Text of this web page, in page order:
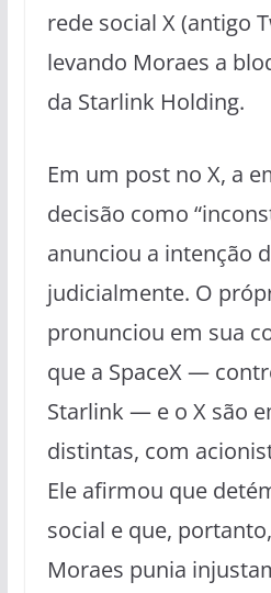
rede social X (antigo
levando Moraes a
da Starlink Holding.
Em um post no X, a
decisão como
anunciou a intenção
judicialmente. O
pronunciou em sua
que a SpaceX —
Starlink — e o X são
distintas, com
Ele afirmou que
social e que,
Moraes punia